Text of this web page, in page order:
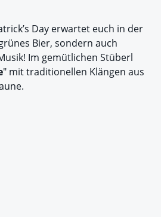
Day erwartet euch in der
Bier, sondern auch
Im gemütlichen Stüberl
" mit traditionellen Klängen aus